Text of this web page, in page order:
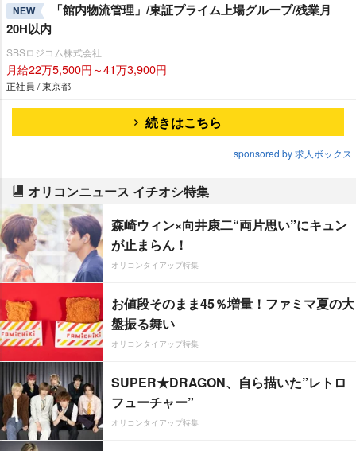
NEW
「館内物流管理」/東証プライム上場グループ/残業月
20H以内
SBSロジコム株式会社
月給22万5,500円～41万3,900円
正社員 / 東京都
続きはこちら
sponsored by 求人ボックス
オリコンニュース イチオシ特集
森崎ウィン×向井康二“両片思い”にキュン
が止まらん！
オリコンタイアップ特集
お値段そのまま45％増量！ファミマ夏の大
盤振る舞い
オリコンタイアップ特集
SUPER★DRAGON、自ら描いた”レトロ
フューチャー”
オリコンタイアップ特集